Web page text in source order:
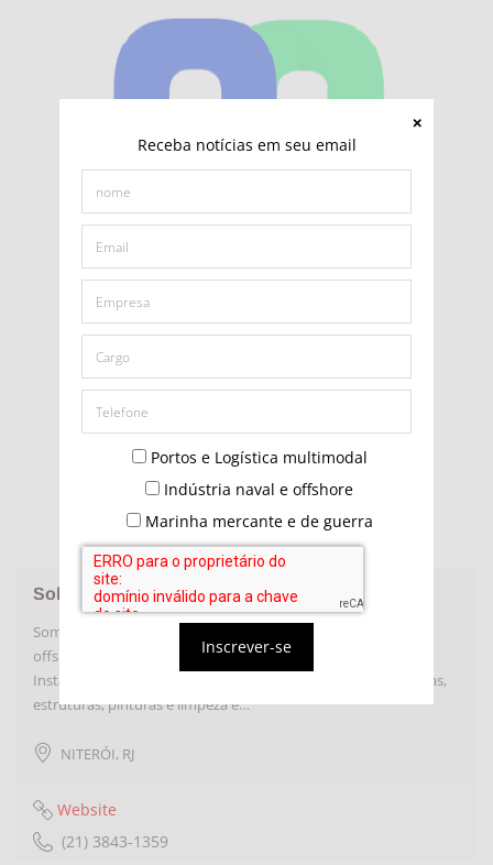
Receba notícias em seu email
Portos e Logística multimodal
Indústria naval e offshore
Marinha mercante e de guerra
Inscrever-se
Solver Services
Somos fabricantes de painéis elétricos para indústria naval e
offshore. Fabricação e Manutenção de Painéis Elétricos.
Instalações Elétricas em geral. Serviços de inspeções mecânicas,
estruturas, pinturas e limpeza e…
NITERÓI, RJ
Website
(21) 3843-1359